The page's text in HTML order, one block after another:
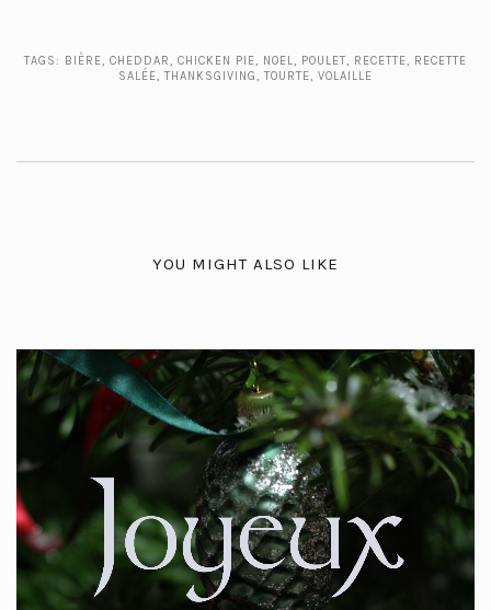
TAGS: BIÈRE, CHEDDAR, CHICKEN PIE, NOEL, POULET, RECETTE, RECETTE
SALÉE, THANKSGIVING, TOURTE, VOLAILLE
YOU MIGHT ALSO LIKE